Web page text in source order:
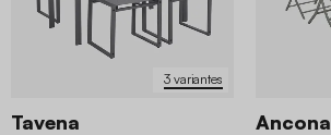
3 variantes
Tavena Ancona